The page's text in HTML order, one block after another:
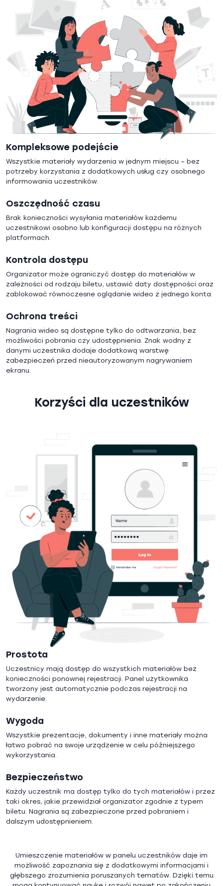
Kompleksowe podejście
Wszystkie materiały wydarzenia w jednym miejscu – bez
potrzeby korzystania z dodatkowych usług czy osobnego
informowania uczestników.
Oszczędność czasu
Brak konieczności wysyłania materiałów każdemu
uczestnikowi osobno lub konfiguracji dostępu na różnych
platformach.
Kontrola dostępu
Organizator może ograniczyć dostęp do materiałów w
zależności od rodzaju biletu, ustawić daty dostępności oraz
zablokować równoczesne oglądanie wideo z jednego konta.
Ochrona treści
Nagrania wideo są dostępne tylko do odtwarzania, bez
możliwości pobrania czy udostępnienia. Znak wodny z
danymi uczestnika dodaje dodatkową warstwę
zabezpieczeń przed nieautoryzowanym nagrywaniem
ekranu.
Korzyści dla uczestników
Prostota
Uczestnicy mają dostęp do wszystkich materiałów bez
konieczności ponownej rejestracji. Panel użytkownika
tworzony jest automatycznie podczas rejestracji na
wydarzenie.
Wygoda
Wszystkie prezentacje, dokumenty i inne materiały można
łatwo pobrać na swoje urządzenie w celu późniejszego
wykorzystania.
Bezpieczeństwo
Każdy uczestnik ma dostęp tylko do tych materiałów i przez
taki okres, jakie przewidział organizator zgodnie z typem
biletu. Nagrania są zabezpieczone przed pobraniem i
dalszym udostępnieniem.
Umieszczenie materiałów w panelu uczestników daje im
możliwość zapoznania się z dodatkowymi informacjami i
głębszego zrozumienia poruszanych tematów. Dzięki temu